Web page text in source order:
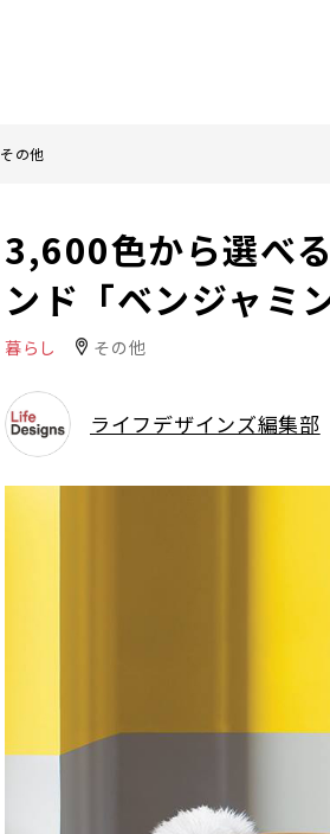
その他
3,600色から選べ
ンド「ベンジャミ
暮らし その他
ライフデザインズ編集部